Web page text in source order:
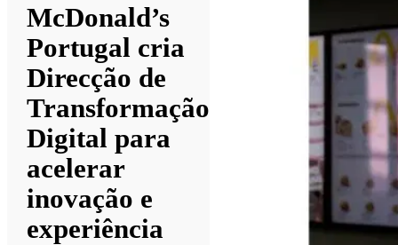
McDonald’s
Portugal cria
Direcção de
Transformação
Digital para
acelerar
inovação e
experiência